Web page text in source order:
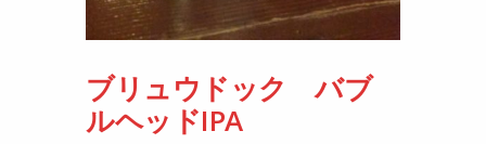
ブリュウドック バブ
ルヘッドIPA